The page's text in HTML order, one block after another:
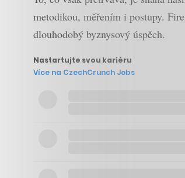
metodikou, měřením i postupy.
dlouhodobý byznysový úspěch.
Nastartujte svou kariéru
Více na CzechCrunch Jobs